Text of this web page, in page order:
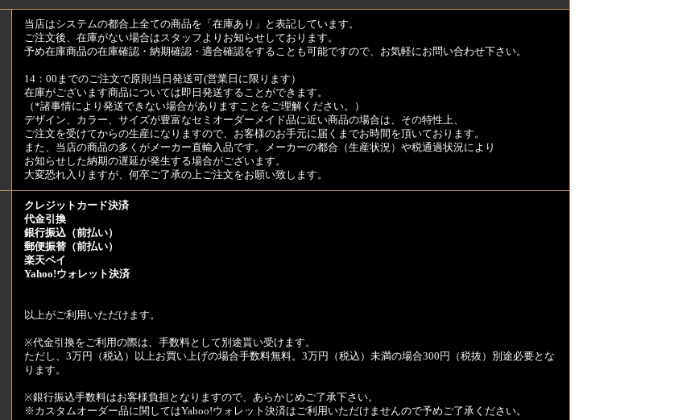
当店はシステムの都合上全ての商品を「在庫あり」と表記しています。
ご注文後、在庫がない場合はスタッフよりお知らせしております。
予め在庫商品の在庫確認・納期確認・適合確認をすることも可能ですので、お気軽にお問い合わせ下さい。
14：00までのご注文で原則当日発送可(営業日に限ります）
在庫がございます商品については即日発送することができます。
（*諸事情により発送できない場合がありますことをご理解ください。）
デザイン、カラー、サイズが豊富なセミオーダーメイド品に近い商品の場合は、その特性上、
ご注文を受けてからの生産になりますので、お客様のお手元に届くまでお時間を頂いております。
また、当店の商品の多くがメーカー直輸入品です。メーカーの都合（生産状況）や税通過状況により
お知らせした納期の遅延が発生する場合がございます。
大変恐れ入りますが、何卒ご了承の上ご注文をお願い致します。
クレジットカード決済
代金引換
銀行振込（前払い）
郵便振替（前払い）
楽天ペイ
Yahoo!ウォレット決済
以上がご利用いただけます。
※代金引換をご利用の際は、手数料として別途貰い受けます。
ただし、3万円（税込）以上お買い上げの場合手数料無料。3万円（税込）未満の場合300円（税抜）別途必要とな
ります。
※銀行振込手数料はお客様負担となりますので、あらかじめご了承下さい。
※カスタムオーダー品に関してはYahoo!ウォレット決済はご利用いただけませんので予めご了承ください。